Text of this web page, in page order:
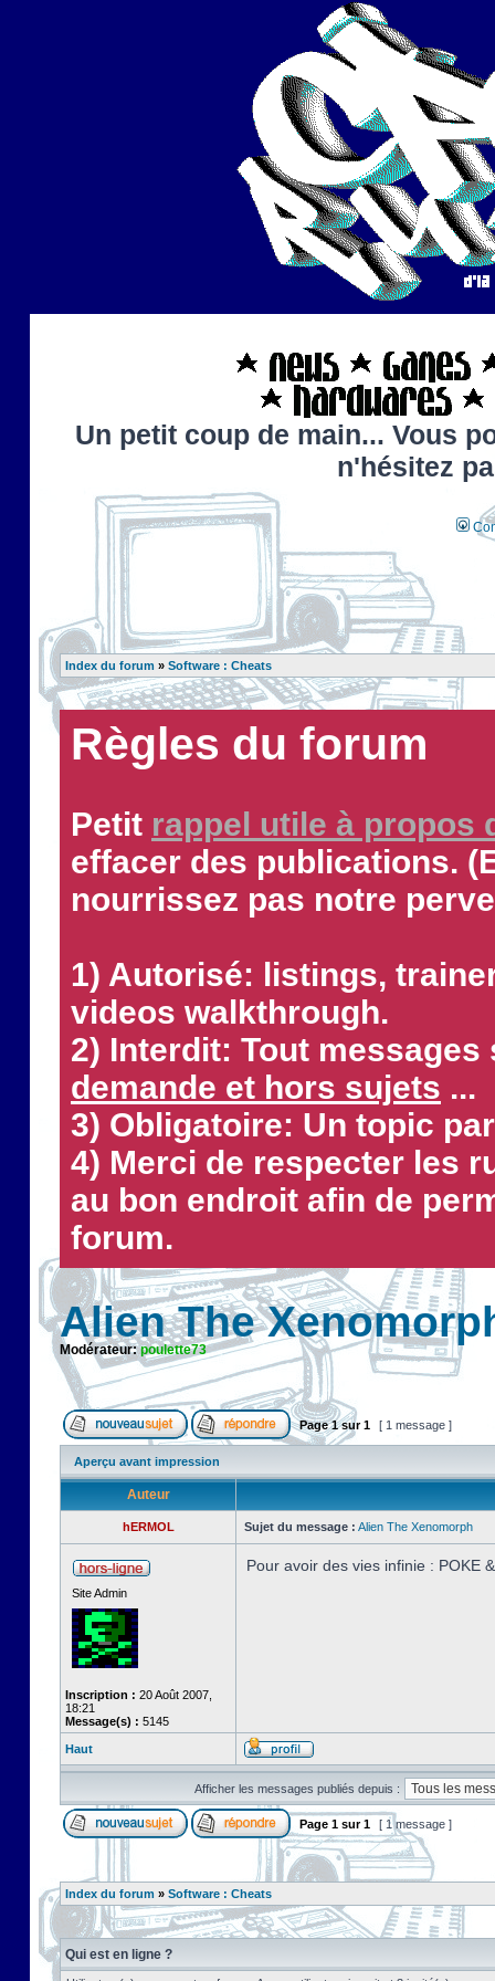
Un petit coup de main... Vous
n'hésitez
Index du forum » Software : Cheats
Règles du forum
Petit rappel utile à propos
effacer des publications.
nourrissez pas notre
1) Autorisé: listings,
videos walkthrough.
2) Interdit: Tout
demande et hors sujets ...
3) Obligatoire: Un topic
4) Merci de respecter les
au bon endroit afin de
forum.
Alien The
Modérateur:poulette73
Page1sur1 [ 1 message ]
Aperçu avant impression
Auteur
hERMOL Sujet du message : Alien The Xenomorph
Site Admin
Inscription : 20 Août 2007,
18:21
Message(s) : 5145
Pour avoir des vies infinie : POKE
Haut
Afficher les messages publiés depuis :
Page 1 sur1 [ 1 message ]
Index du forum » Software : Cheats
Qui est en ligne ?